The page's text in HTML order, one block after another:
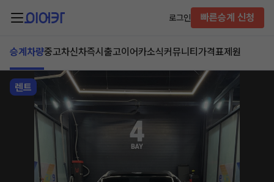
로그인 빠른승계 신청
승계차량중고차신차즉시출고이어카소식커뮤니티 가격표제원
렌트